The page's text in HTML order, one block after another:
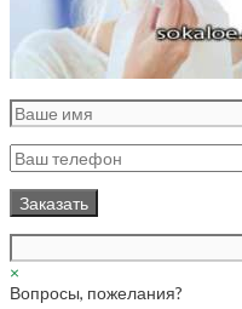
×
Вопросы, пожелания?